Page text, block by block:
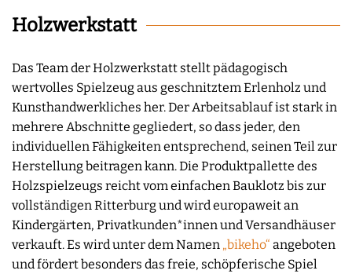
Holzwerkstatt
Das Team der Holzwerkstatt stellt pädagogisch
wertvolles Spielzeug aus geschnitztem Erlenholz und
Kunsthandwerkliches her. Der Arbeitsablauf ist stark in
mehrere Abschnitte gegliedert, so dass jeder, den
individuellen Fähigkeiten entsprechend, seinen Teil zur
Herstellung beitragen kann. Die Produktpallette des
Holzspielzeugs reicht vom einfachen Bauklotz bis zur
vollständigen Ritterburg und wird europaweit an
Kindergärten, Privatkunden*innen und Versandhäuser
verkauft. Es wird unter dem Namen „bikeho“ angeboten
und fördert besonders das freie, schöpferische Spiel